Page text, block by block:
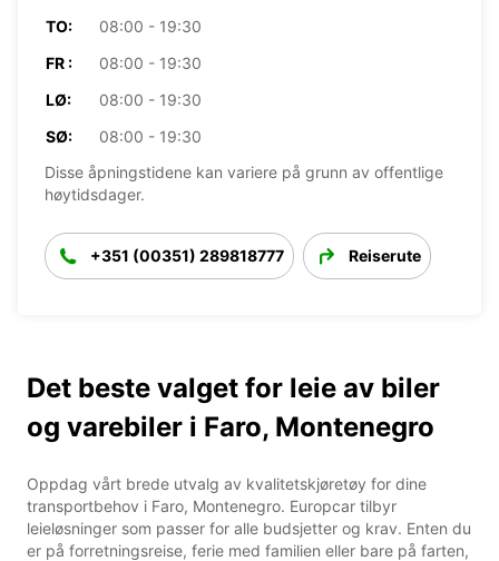
TO:
08:00 - 19:30
FR :
08:00 - 19:30
LØ:
08:00 - 19:30
SØ:
08:00 - 19:30
Disse åpningstidene kan variere på grunn av offentlige
høytidsdager.
+351 (00351) 289818777 Reiserute
Det beste valget for leie av biler
og varebiler i Faro, Montenegro
Oppdag vårt brede utvalg av kvalitetskjøretøy for dine
transportbehov i Faro, Montenegro. Europcar tilbyr
leieløsninger som passer for alle budsjetter og krav. Enten du
er på forretningsreise, ferie med familien eller bare på farten,